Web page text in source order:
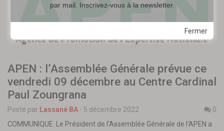
APEN : l’Assemblée Générale prévue ce
vendredi 09 décembre au Centre Cardinal
Paul Zoungrana
Posté par Lassané BA - 5 décembre 2022
0
COMMUNIQUE Le Président de l’Assemblée Générale de l’APEN a
Fermer
par mail. Inscrivez-vous à la newsletter.